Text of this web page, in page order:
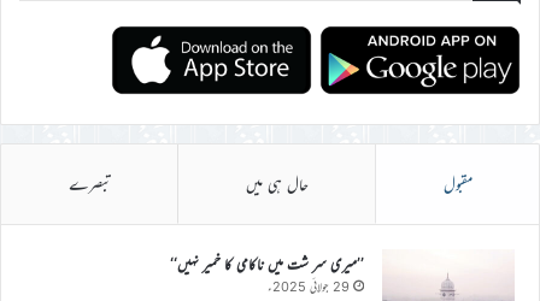
مقبول حال ہی میں تبصرے
’’میری سر شت میں ناکامی کا خمیر نہیں‘‘
29 جولائی 2025ء